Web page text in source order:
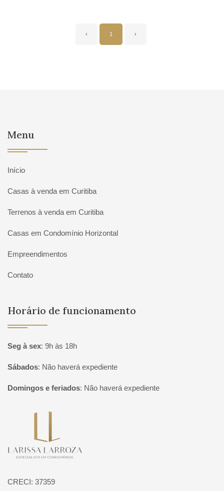
‹ 1 ›
Menu
Início
Casas à venda em Curitiba
Terrenos à venda em Curitiba
Casas em Condomínio Horizontal
Empreendimentos
Contato
Horário de funcionamento
Seg à sex: 9h às 18h
Sábados: Não haverá expediente
Domingos e feriados: Não haverá expediente
CRECI: 37359